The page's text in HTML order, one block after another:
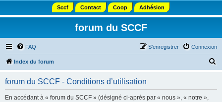
Sccf Contact Coop Adhésion
forum du SCCF
FAQ Connexion
S’enregistrer
Index du forum
forum du SCCF - Conditions d’utilisation
En accédant à « forum du SCCF » (désigné ci-après par « nous », « notre »,